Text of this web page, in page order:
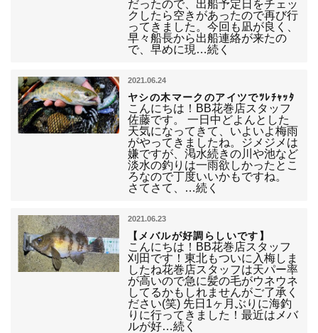
だったので、出船予定日をチェッ
クしたら空きがあったので再び行
ってきました。今回も凪が良く、
早々船長から出船連絡が来たの
で、早めに現…続く
2021.06.24
ヤシの木マークのアイツでﾂﾚﾁｬｯﾀ
こんにちは！BB花巻店スタッフ
佐藤です。 一日中どよんとした
天気になってきて、いよいよ梅雨
がやってきましたね。ジメジメは
嫌ですが、渇水続きの川や池など
淡水の釣りは一雨欲しかったとこ
ろなので丁度いいかもですね。
さてさて、…続く
2021.06.23
【メバルが好調らしいです】
こんにちは！BB花巻店スタッフ
刈田です！東北もついに入梅しま
したね花巻店スタッフは天パー率
が高いので急に髪の毛がウネウネ
してるかもしれませんがご了承く
ださい(笑) 先日1ヶ月ぶりに海釣
りに行ってきました！最近はメバ
ルが好…続く